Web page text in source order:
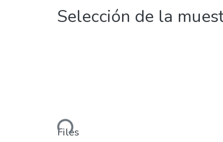
Selección de la
Loading...
Files